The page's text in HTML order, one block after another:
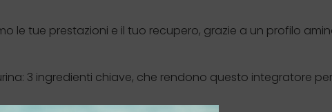
le tue prestazioni e il tuo recupero, grazie a un profilo
3 ingredienti chiave, che rendono questo integratore